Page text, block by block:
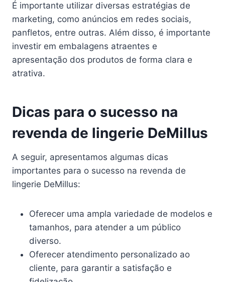
É importante utilizar diversas estratégias de
marketing, como anúncios em redes sociais,
panfletos, entre outras. Além disso, é importante
investir em embalagens atraentes e
apresentação dos produtos de forma clara e
atrativa.
Dicas para o sucesso na
revenda de lingerie DeMillus
A seguir, apresentamos algumas dicas
importantes para o sucesso na revenda de
lingerie DeMillus:
Oferecer uma ampla variedade de modelos e
tamanhos, para atender a um público
diverso.
Oferecer atendimento personalizado ao
cliente, para garantir a satisfação e